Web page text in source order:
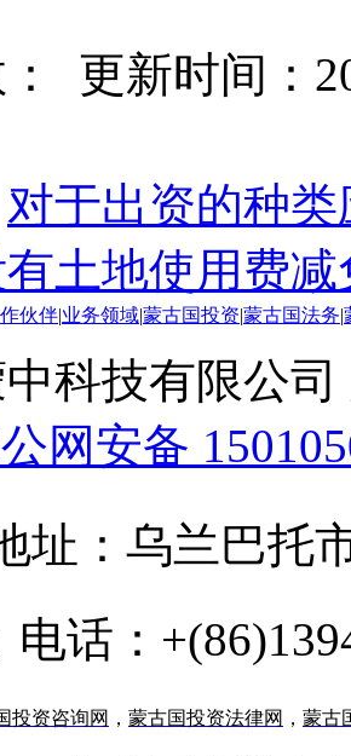
更新时间：
对于出资的种
土地使用费
伙伴 业务领域 蒙古国投资 蒙古国法务
科技有限公
网安备
址： 乌兰巴托
电话：
投资咨询网 ， 蒙古国投资法律网 ， 蒙古